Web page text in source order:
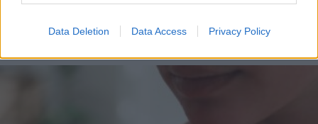
Data Deletion Data Access Privacy Policy